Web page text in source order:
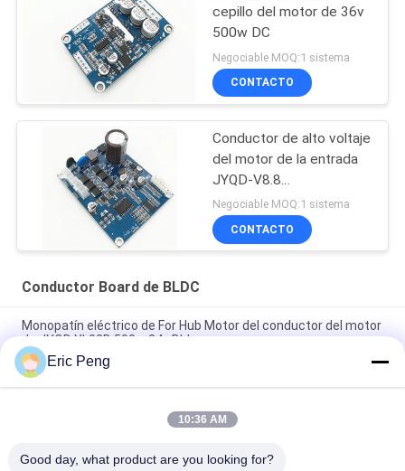
cepillo del motor de 36v
500w DC
Negociable MOQ:1 sistema
CONTACTO
Conductor de alto voltaje
del motor de la entrada
JYQD-V8.8
110VAC/22VAC BLDC
Negociable MOQ:1 sistema
CONTACTO
Conductor Board de BLDC
Monopatín eléctrico de For Hub Motor del conductor del motor
de JYQD YL02D 500w 24v Bldc
Regulador sin cepillo Pwm del motor del sensor 110V 220V
12V 24v DC de Pasillo
JYQD - V7.5E 36 al conductor trifásico Board del motor BLDC
Eric Peng
10:36 AM
Good day, what product are you looking for?